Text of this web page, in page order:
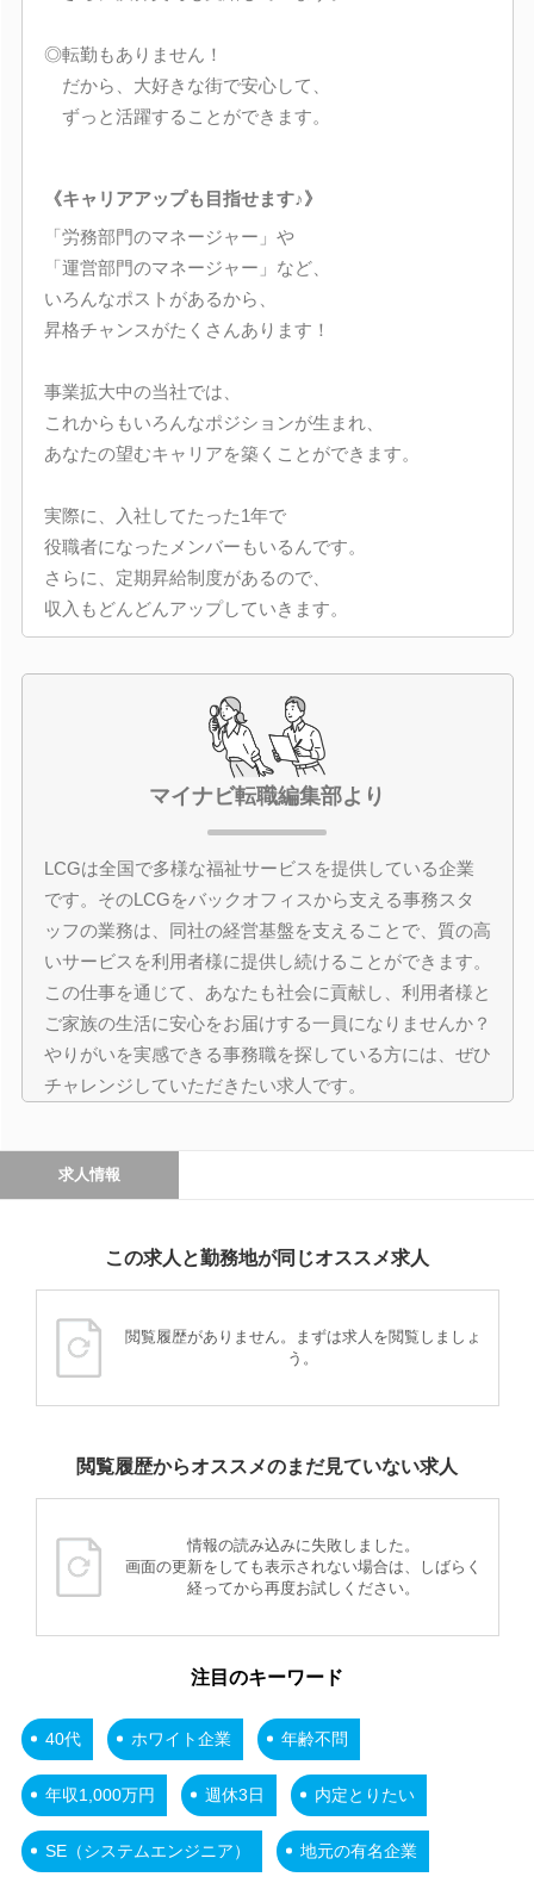
◎転勤もありません！
だから、大好きな街で安心して、
ずっと活躍することができます。
《キャリアアップも目指せます♪》
「労務部門のマネージャー」や
「運営部門のマネージャー」など、
いろんなポストがあるから、
昇格チャンスがたくさんあります！
事業拡大中の当社では、
これからもいろんなポジションが生まれ、
あなたの望むキャリアを築くことができます。
実際に、入社してたった1年で
役職者になったメンバーもいるんです。
さらに、定期昇給制度があるので、
収入もどんどんアップしていきます。
マイナビ転職編集部より
LCGは全国で多様な福祉サービスを提供している企業
です。そのLCGをバックオフィスから支える事務スタ
ッフの業務は、同社の経営基盤を支えることで、質の高
いサービスを利用者様に提供し続けることができます。
この仕事を通じて、あなたも社会に貢献し、利用者様と
ご家族の生活に安心をお届けする一員になりませんか？
やりがいを実感できる事務職を探している方には、ぜひ
チャレンジしていただきたい求人です。
求人情報
この求人と勤務地が同じオススメ求人
閲覧履歴がありません。まずは求人を閲覧しましょ
う。
閲覧履歴からオススメのまだ見ていない求人
情報の読み込みに失敗しました。
画面の更新をしても表示されない場合は、しばらく
経ってから再度お試しください。
注目のキーワード
40代 ホワイト企業 年齢不問
年収1,000万円 週休3日 内定とりたい
SE（システムエンジニア） 地元の有名企業